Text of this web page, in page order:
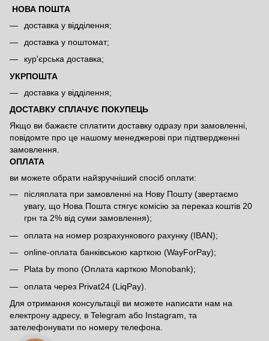
НОВА ПОШТА
доставка у відділення;
доставка у поштомат;
кур'єрська доставка;
УКРПОШТА
доставка у відділення;
ДОСТАВКУ СПЛАЧУЄ ПОКУПЕЦЬ
Якщо ви бажаєте сплатити доставку одразу при замовленні,
повідомте про це нашому менеджерові при підтвердженні
замовлення.
ОПЛАТА
ви можете обрати найзручніший спосіб оплати:
післяплата при замовленні на Нову Пошту (звертаємо
увагу, що Нова Пошта стягує комісію за переказ коштів 20
грн та 2% від суми замовлення);
оплата на номер розрахункового рахунку (IBAN);
online-оплата банківською карткою (WayForPay);
Plata by mono (Оплата карткою Monobank);
оплата через Privat24 (LiqPay).
Для отримання консультації ви можете написати нам на
електрону адресу, в Telegram або Instagram, та
зателефонувати по номеру телефона.